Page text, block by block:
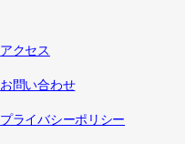
アクセス
お問い合わせ
プライバシーポリシー